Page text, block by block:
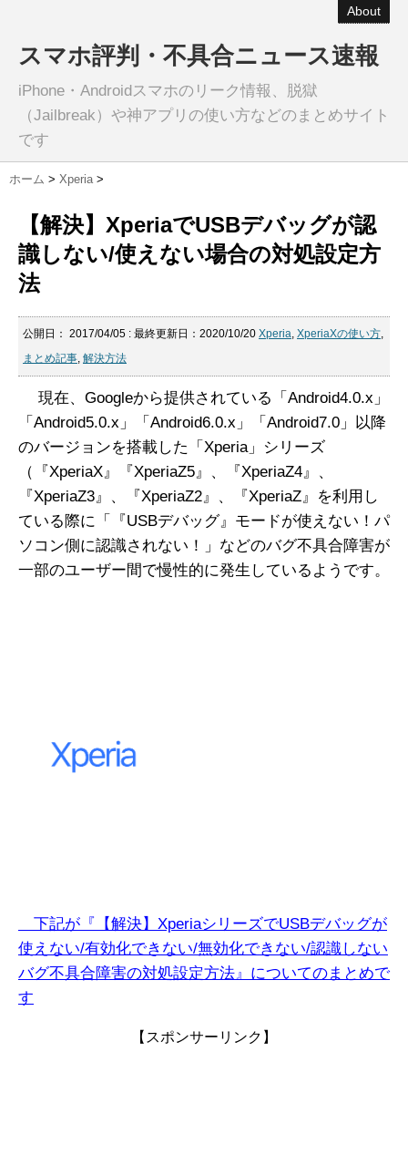
About
スマホ評判・不具合ニュース速報
iPhone・Androidスマホのリーク情報、脱獄
（Jailbreak）や神アプリの使い方などのまとめサイト
です
ホーム > Xperia >
【解決】XperiaでUSBデバッグが認
識しない/使えない場合の対処設定方
法
公開日： 2017/04/05 : 最終更新日：2020/10/20 Xperia, XperiaXの使い方,
まとめ記事, 解決方法
現在、Googleから提供されている「Android4.0.x」
「Android5.0.x」「Android6.0.x」「Android7.0」以降
のバージョンを搭載した「Xperia」シリーズ
（『XperiaX』『XperiaZ5』、『XperiaZ4』、
『XperiaZ3』、『XperiaZ2』、『XperiaZ』を利用し
ている際に「『USBデバッグ』モードが使えない！パ
ソコン側に認識されない！」などのバグ不具合障害が
一部のユーザー間で慢性的に発生しているようです。
下記が『【解決】XperiaシリーズでUSBデバッグが
使えない/有効化できない/無効化できない/認識しない
バグ不具合障害の対処設定方法』についてのまとめで
す
【スポンサーリンク】